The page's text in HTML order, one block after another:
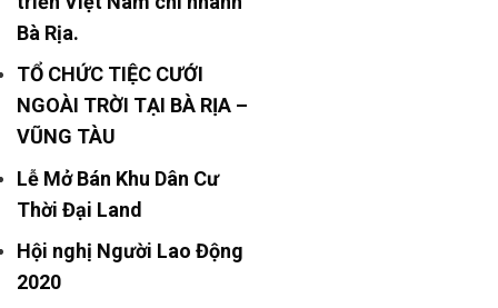
Bà Rịa.
TỔ CHỨC TIỆC CƯỚI
NGOÀI TRỜI TẠI BÀ RỊA –
VŨNG TÀU
Lễ Mở Bán Khu Dân Cư
Thời Đại Land
Hội nghị Người Lao Động
2020